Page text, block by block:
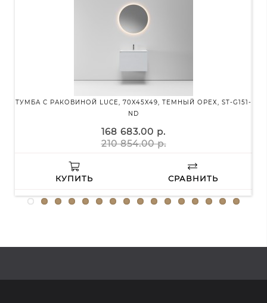
ТУМБА С РАКОВИНОЙ LUCE, 70X45X49, ТЕМНЫЙ ОРЕХ, ST-G151-
ND
168 683.00 р.
210 854.00 р.
КУПИТЬ СРАВНИТЬ